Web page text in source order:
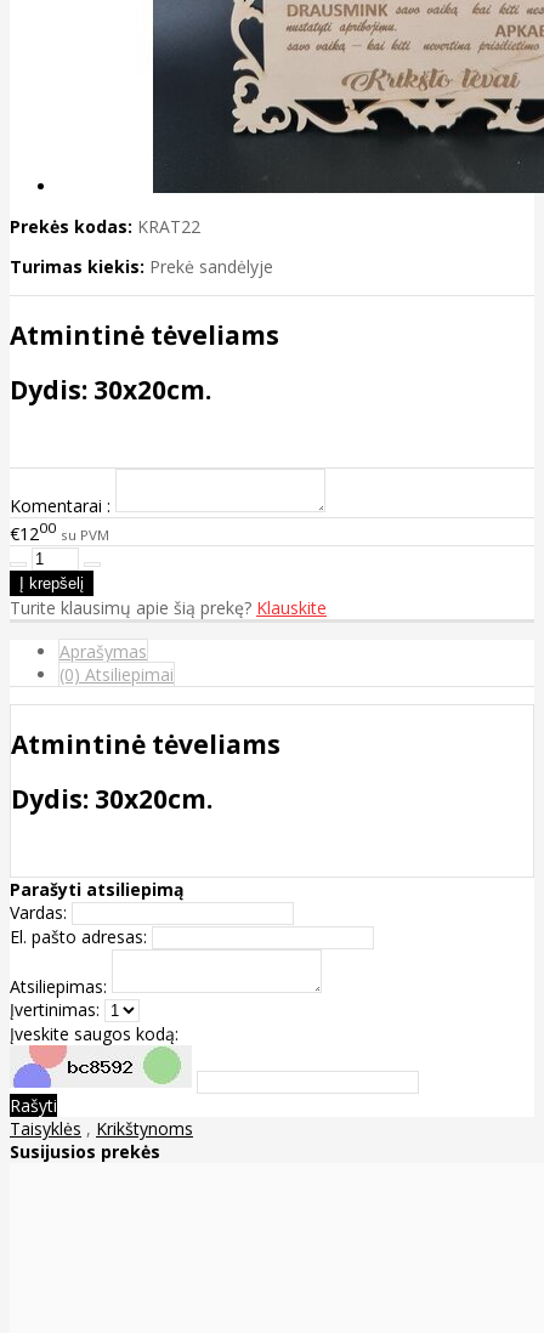
Prekės kodas: KRAT22
Turimas kiekis: Prekė sandėlyje
Atmintinė tėveliams
Dydis: 30x20cm.
Komentarai :
€1200 su PVM
Turite klausimų apie šią prekę? Klauskite
Aprašymas
(0) Atsiliepimai
Atmintinė tėveliams
Dydis: 30x20cm.
Parašyti atsiliepimą
Vardas:
El. pašto adresas:
Atsiliepimas:
Įvertinimas:
Įveskite saugos kodą:
Rašyti
Taisyklės , Krikštynoms
Susijusios prekės